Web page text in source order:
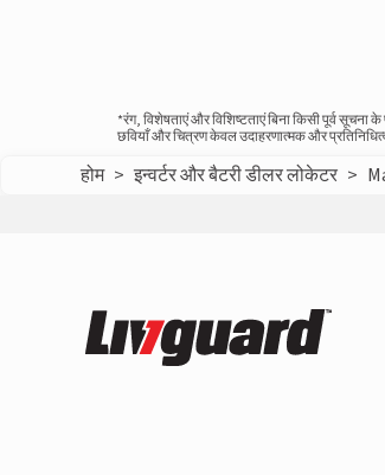
*रंग, विशेषताएं और विशिष्टताएं बिना किसी पूर्व
छवियाँ और चित्रण केवल उदाहरणात्मक और
होम > इन्वर्टर और बैटरी डीलर लोकेटर >